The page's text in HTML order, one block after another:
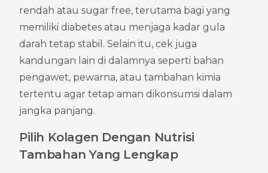
rendah atau sugar free, terutama bagi yang
memiliki diabetes atau menjaga kadar gula
darah tetap stabil. Selain itu, cek juga
kandungan lain di dalamnya seperti bahan
pengawet, pewarna, atau tambahan kimia
tertentu agar tetap aman dikonsumsi dalam
jangka panjang.
Pilih Kolagen Dengan Nutrisi
Tambahan Yang Lengkap